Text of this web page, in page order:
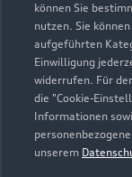
können Sie
nutzen. Sie
aufgeführten
Einwilligung
widerrufen. Für
die "Cookie-
Informationen
unserem